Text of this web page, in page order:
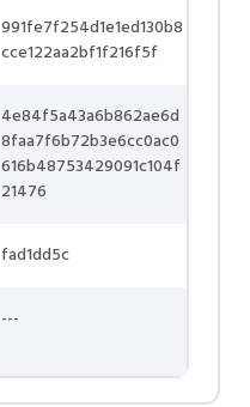
991fe7f254d1e1ed130b8
cce122aa2bf1f216f5f
4e84f5a43a6b862ae6d
8faa7f6b72b3e6cc0ac0
616b48753429091c104f
21476
fad1dd5c
---